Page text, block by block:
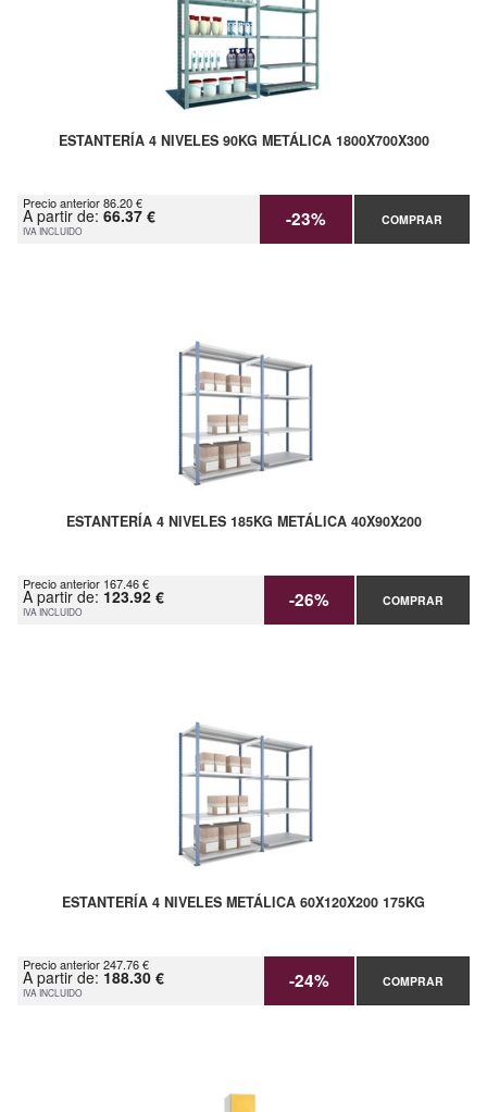
ESTANTERÍA 4 NIVELES 90KG METÁLICA 1800X700X300
Precio anterior 86.20 €
A partir de: 66.37 €
IVA INCLUIDO -23% COMPRAR
ESTANTERÍA 4 NIVELES 185KG METÁLICA 40X90X200
Precio anterior 167.46 €
A partir de: 123.92 €
IVA INCLUIDO -26% COMPRAR
ESTANTERÍA 4 NIVELES METÁLICA 60X120X200 175KG
Precio anterior 247.76 €
A partir de: 188.30 €
IVA INCLUIDO -24% COMPRAR